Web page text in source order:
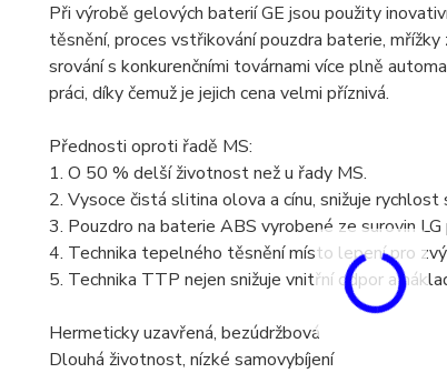
Při výrobě gelových baterií GE jsou použity
těsnění, proces vstřikování pouzdra baterie,
srování s konkurenčními továrnami více plně
práci, díky čemuž je jejich cena velmi příznivá.
Přednosti oproti řadě MS:
1. O 50 % delší životnost než u řady MS.
2. Vysoce čistá slitina olova a cínu, snižuje
3. Pouzdro na baterie ABS vyrobené ze surovin
4. Technika tepelného těsnění místo lepení pro
5. Technika TTP nejen snižuje vnitřní odpor a
Hermeticky uzavřená, bezúdržbová
Dlouhá životnost, nízké samovybíjení